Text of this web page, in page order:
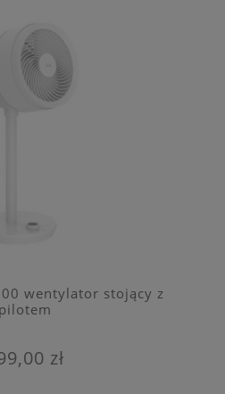
wentylator stojący z
pilotem
zł